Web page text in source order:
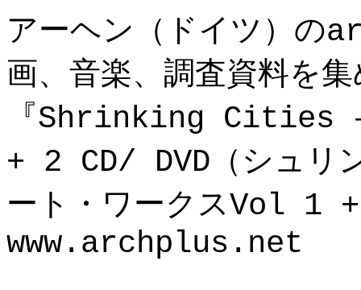
アーヘン（ドイツ）の
画、音楽、調査資料を
『Shrinking Cities
+ 2 CD/ DVD（シュリ
ート・ワークスVol 1
www.archplus.net